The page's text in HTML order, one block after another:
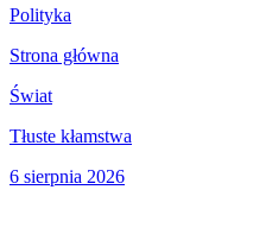
Polityka
Strona główna
Świat
Tłuste kłamstwa
6 sierpnia 2026